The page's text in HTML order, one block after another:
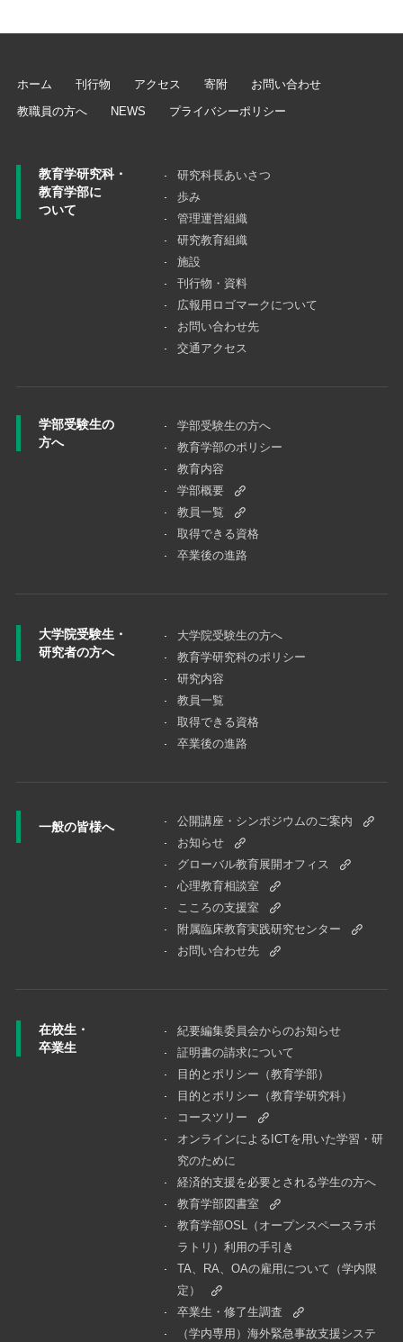
ホーム 刊行物 アクセス 寄附
お問い合わせ
教職員の方へ
NEWS プライバシーポリシー
教育学研究科・
教育学部に
ついて
研究科長あいさつ
歩み
管理運営組織
研究教育組織
施設
刊行物・資料
広報用ロゴマークについて
お問い合わせ先
交通アクセス
学部受験生の
方へ
学部受験生の方へ
教育学部のポリシー
教育内容
学部概要
教員一覧
取得できる資格
卒業後の進路
大学院受験生・
研究者の方へ
大学院受験⽣の⽅へ
教育学研究科のポリシー
研究内容
教員一覧
取得できる資格
卒業後の進路
一般の皆様へ
公開講座・シンポジウムのご案内
お知らせ
グローバル教育展開オフィス
心理教育相談室
こころの支援室
附属臨床教育実践研究センター
お問い合わせ先
在校生・
卒業生
紀要編集委員会からのお知らせ
証明書の請求について
目的とポリシー（教育学部）
目的とポリシー（教育学研究科）
コースツリー
オンラインによるICTを用いた学習・研
究のために
経済的支援を必要とされる学生の方へ
教育学部図書室
教育学部OSL（オープンスペースラボ
ラトリ）利用の手引き
TA、RA、OAの雇用について（学内限
定）
卒業生・修了生調査
（学内専用）海外緊急事故支援システ